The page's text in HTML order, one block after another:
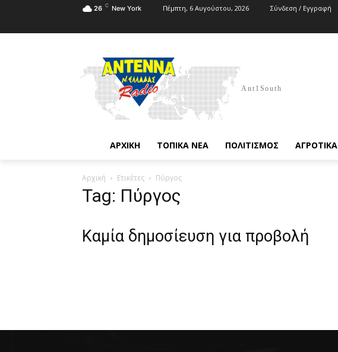
26 C New York Πέμπτη, 6 Αυγούστου, 2026 Σύνδεση / Εγγραφή
Ant1South
ΑΡΧΙΚΗ ΤΟΠΙΚΑ ΝΕΑ ΠΟΛΙΤΙΣΜΟΣ ΑΓΡΟΤΙΚΑ
Αρχική Ετικέτες Πύργος
Tag: Πύργος
Καμία δημοσίευση για προβολή